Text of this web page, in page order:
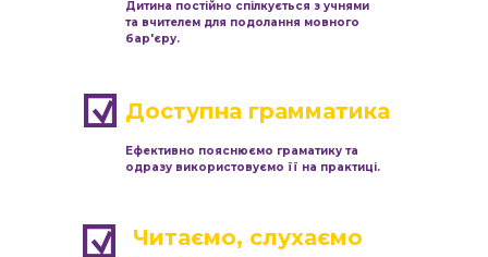
Дитина постійно спілкується з учнями
та вчителем для подолання мовного
бар'єру.
Ефективно пояснюємо граматику та
одразу використовуємо її на практиці.
Доступна грамматика
Читаємо, слухаємо